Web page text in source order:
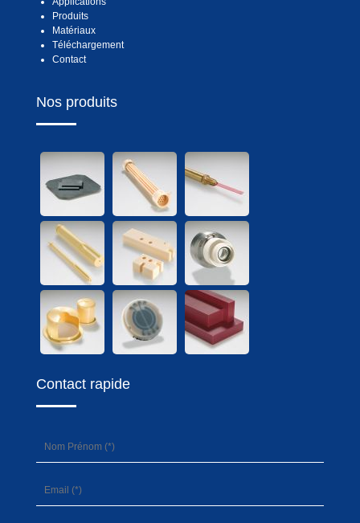
Produits
Matériaux
Téléchargement
Contact
Nos produits
Contact rapide